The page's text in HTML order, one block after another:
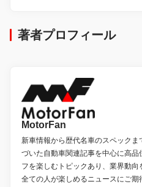
著者プロフィール
MotorFan
新車情報から歴代名車のスペック
づいた自動車関連記事を中心に高
フを楽しむトピックあり、業界動
全ての人が楽しめるニュースにご期